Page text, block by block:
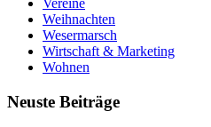
Vereine
Weihnachten
Wesermarsch
Wirtschaft & Marketing
Wohnen
Neuste Beiträge